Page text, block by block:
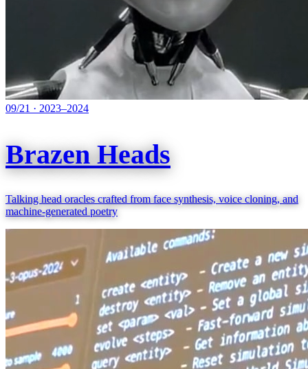
09/21 · 2023–2024
Brazen Heads
Talking head oracles crafted from face synthesis, voice cloning, and
machine-generated poetry